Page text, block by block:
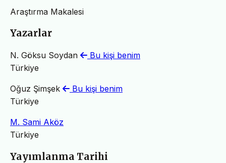
Araştırma Makalesi
Yazarlar
N. Göksu Soydan
Bu kişi benim
Türkiye
Oğuz Şimşek
Bu kişi benim
Türkiye
M. Sami Aköz
Türkiye
Yayımlanma Tarihi